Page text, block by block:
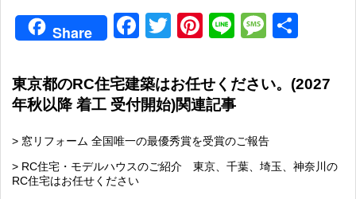
Share Facebook
TwitterPinterest
Line
東京都のRC住宅建築はお任せください。(2027
年秋以降 着工 受付開始)関連記事
> 窓リフォーム 全国唯一の最優秀賞を受賞のご報告
> RC住宅・モデルハウスのご紹介 東京、千葉、埼玉、神奈川の
RC住宅はお任せください